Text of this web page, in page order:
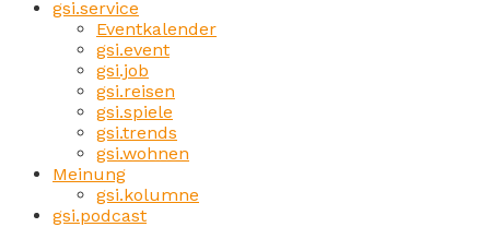
gsi.service
Eventkalender
gsi.event
gsi.job
gsi.reisen
gsi.spiele
gsi.trends
gsi.wohnen
Meinung
gsi.kolumne
gsi.podcast